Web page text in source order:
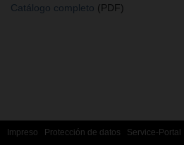
Catálogo completo (PDF)
Impreso Protección de datos Service-Portal